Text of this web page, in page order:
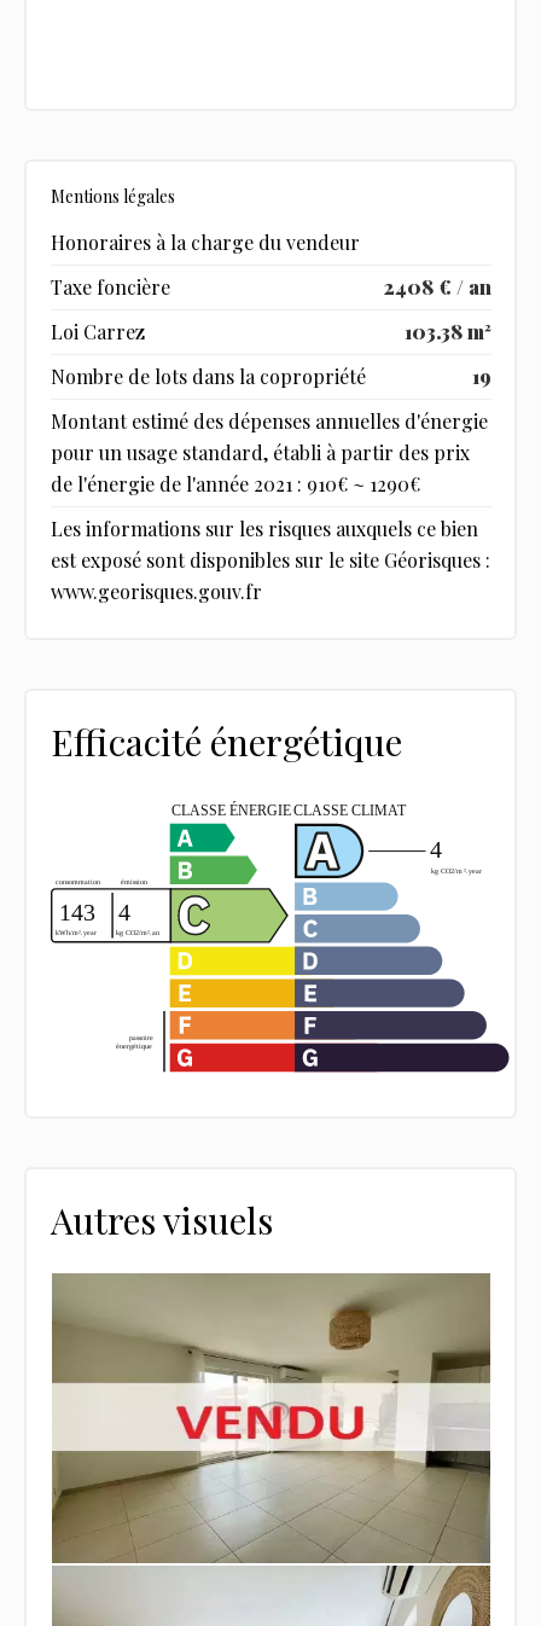
Mentions légales
Honoraires à la charge du vendeur
Taxe foncière
2408 € / an
Loi Carrez
103.38 m²
Nombre de lots dans la copropriété
19
Montant estimé des dépenses annuelles d'énergie
pour un usage standard, établi à partir des prix
de l'énergie de l'année 2021 : 910€ ~ 1290€
Les informations sur les risques auxquels ce bien
est exposé sont disponibles sur le site Géorisques :
www.georisques.gouv.fr
Efficacité énergétique
Autres visuels